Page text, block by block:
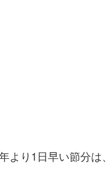
り1日早い節分は、